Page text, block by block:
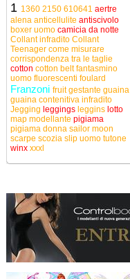
1 1360 2150 610641 aertre
alena anticellulite antiscivolo
boxer uomo camicia da notte
Collant infradito Collant
Teenager come misurare
corrispondenza tra le taglie
cotton cotton beltfantasmino
uomo fluorescenti foulard
Franzoni fruitgestante guaina
guaina contenitiva infradito
Jegging leggings leggins lotto
map modellante pigiama
pigiama donna sailor moon
scarpe scozia slip uomo tutone
winx xxxl